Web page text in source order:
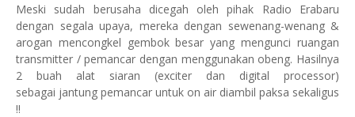
Meski sudah berusaha dicegah oleh pihak Radio Erabaru
dengan segala upaya, mereka dengan sewenang-wenang &
arogan mencongkel gembok besar yang mengunci ruangan
transmitter / pemancar dengan menggunakan obeng. Hasilnya
2 buah alat siaran (exciter dan digital processor)
sebagai jantung pemancar untuk on air diambil paksa sekaligus
!!